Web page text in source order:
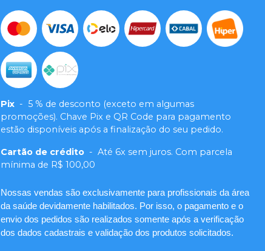
Pix - 5 % de desconto (exceto em algumas
promoções). Chave Pix e QR Code para pagamento
estão disponíveis após a finalização do seu pedido.
Cartão de crédito - Até 6x sem juros. Com parcela
mínima de R$ 100,00
Nossas vendas são exclusivamente para profissionais da área
da saúde devidamente habilitados. Por isso, o pagamento e o
envio dos pedidos são realizados somente após a verificação
dos dados cadastrais e validação dos produtos solicitados.